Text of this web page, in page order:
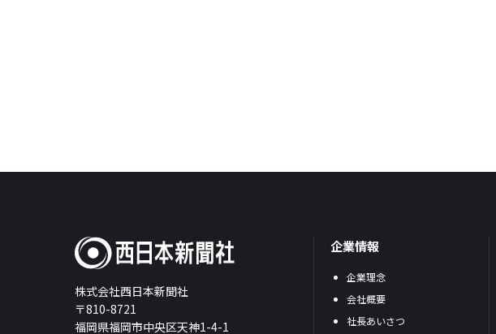
株式会社西日本新聞社
〒810-8721
福岡県福岡市中央区天神1-4-1
企業情報
企業理念
会社概要
社長あいさつ